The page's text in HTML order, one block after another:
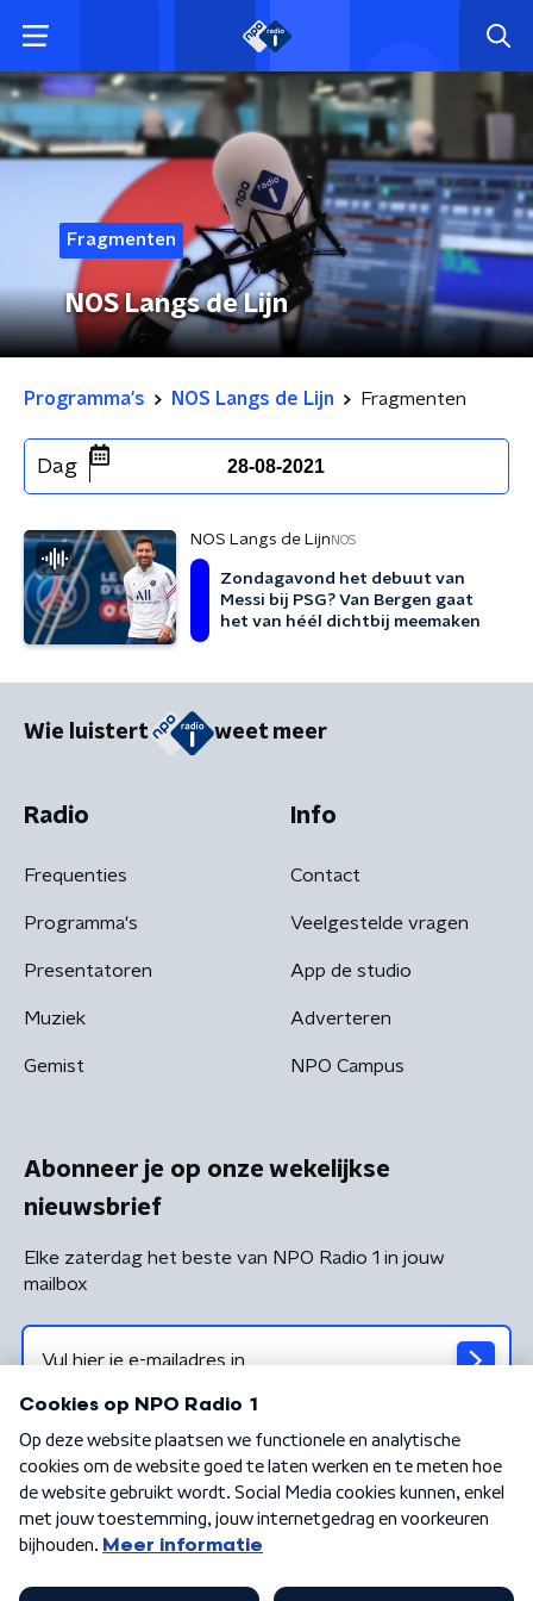
Fragmenten
NOS Langs de Lijn
Programma's NOS Langs de Lijn Fragmenten
Dag 28-08-2021
NOS Langs de Lijn NOS
Zondagavond het debuut van
Messi bij PSG? Van Bergen gaat
het van héél dichtbij meemaken
Wie luistert weet meer
Radio
Frequenties
Programma's
Presentatoren
Muziek
Gemist
Info
Contact
Veelgestelde vragen
App de studio
Adverteren
NPO Campus
Abonneer je op onze wekelijkse
nieuwsbrief
Elke zaterdag het beste van NPO Radio 1 in jouw
mailbox
Algemene voorwaarden